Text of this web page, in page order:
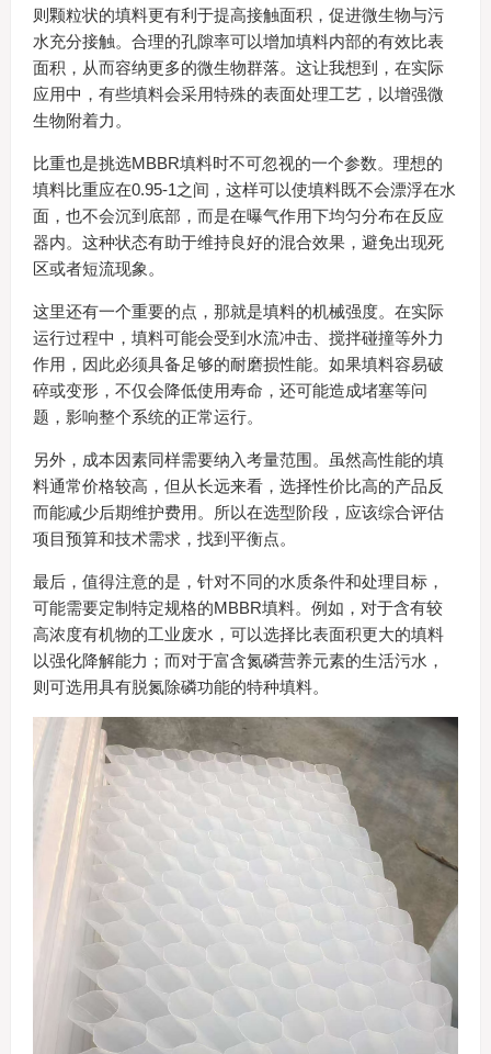
则颗粒状的填料更有利于提高接触面积，促进微生物与污
水充分接触。合理的孔隙率可以增加填料内部的有效比表
面积，从而容纳更多的微生物群落。这让我想到，在实际
应用中，有些填料会采用特殊的表面处理工艺，以增强微
生物附着力。
比重也是挑选MBBR填料时不可忽视的一个参数。理想的
填料比重应在0.95-1之间，这样可以使填料既不会漂浮在水
面，也不会沉到底部，而是在曝气作用下均匀分布在反应
器内。这种状态有助于维持良好的混合效果，避免出现死
区或者短流现象。
这里还有一个重要的点，那就是填料的机械强度。在实际
运行过程中，填料可能会受到水流冲击、搅拌碰撞等外力
作用，因此必须具备足够的耐磨损性能。如果填料容易破
碎或变形，不仅会降低使用寿命，还可能造成堵塞等问
题，影响整个系统的正常运行。
另外，成本因素同样需要纳入考量范围。虽然高性能的填
料通常价格较高，但从长远来看，选择性价比高的产品反
而能减少后期维护费用。所以在选型阶段，应该综合评估
项目预算和技术需求，找到平衡点。
最后，值得注意的是，针对不同的水质条件和处理目标，
可能需要定制特定规格的MBBR填料。例如，对于含有较
高浓度有机物的工业废水，可以选择比表面积更大的填料
以强化降解能力；而对于富含氮磷营养元素的生活污水，
则可选用具有脱氮除磷功能的特种填料。